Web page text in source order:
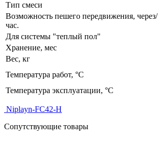
Тип смеси
Возможность пешего передвижения, через/
час.
Для системы "теплый пол"
Хранение, мес
Вес, кг
Температура работ, °С
Температура эксплуатации, °С
Niplayn-FC42-H
Сопутствующие товары